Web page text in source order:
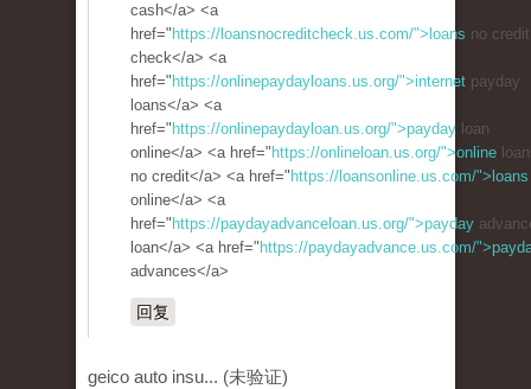
cash</a> <a
href=" https://loansnocreditcheck.us.com/">loans no credit
check</a> <a
href=" https://onlinepaydayloans.us.org/">internet payday
loans</a> <a
href=" https://onlinepaydayloan.us.org/">payday loan
online</a> <a href=" https://onlineloan.us.org/">online
no credit</a> <a href=" https://loansonline.us.com/">loans
online</a> <a
href=" https://paydayadvanceloan.us.org/">payday
loan</a> <a href=" https://paydayadvance.us.com/
advances</a>
回复
geico auto insu... (未验证)